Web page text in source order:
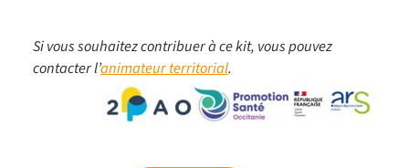
Si vous souhaitez contribuer à ce kit, vous pouvez
contacter l’animateur territorial.